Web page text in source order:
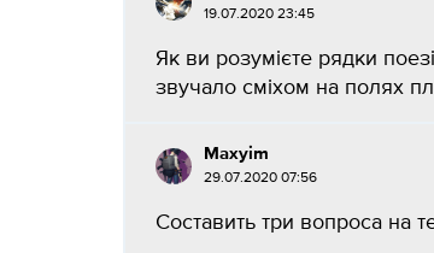
19.07.2020 23:45
Як ви розумієте рядки
звучало сміхом на полях
Maxyim
29.07.2020 07:56
Составить три вопроса на